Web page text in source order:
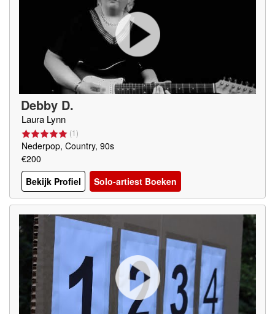
Debby D.
Laura Lynn
(1)
Nederpop, Country, 90s
€200
Bekijk Profiel
Solo-artiest Boeken